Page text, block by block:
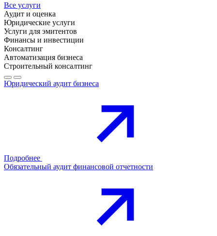
Все услуги
Аудит и оценка
Юридические услуги
Услуги для эмитентов
Финансы и инвестиции
Консалтинг
Автоматизация бизнеса
Строительный консалтинг
Юридический аудит бизнеса
Подробнее
Обязательный аудит финансовой отчетности